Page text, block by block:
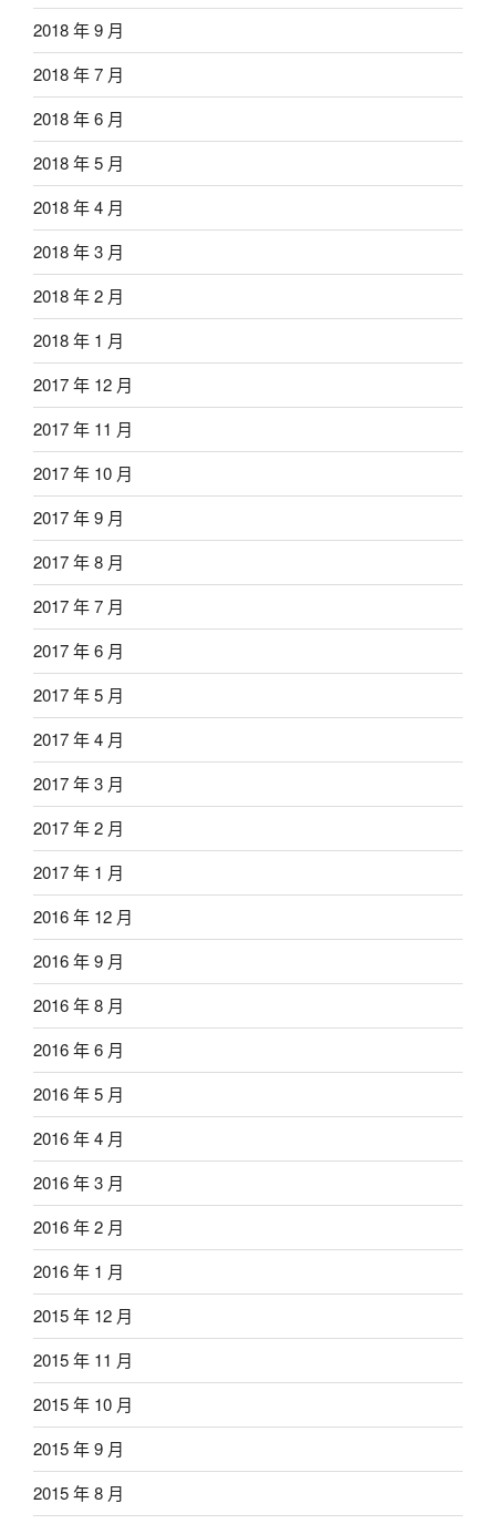
2018 年 9 月
2018 年 7 月
2018 年 6 月
2018 年 5 月
2018 年 4 月
2018 年 3 月
2018 年 2 月
2018 年 1 月
2017 年 12 月
2017 年 11 月
2017 年 10 月
2017 年 9 月
2017 年 8 月
2017 年 7 月
2017 年 6 月
2017 年 5 月
2017 年 4 月
2017 年 3 月
2017 年 2 月
2017 年 1 月
2016 年 12 月
2016 年 9 月
2016 年 8 月
2016 年 6 月
2016 年 5 月
2016 年 4 月
2016 年 3 月
2016 年 2 月
2016 年 1 月
2015 年 12 月
2015 年 11 月
2015 年 10 月
2015 年 9 月
2015 年 8 月